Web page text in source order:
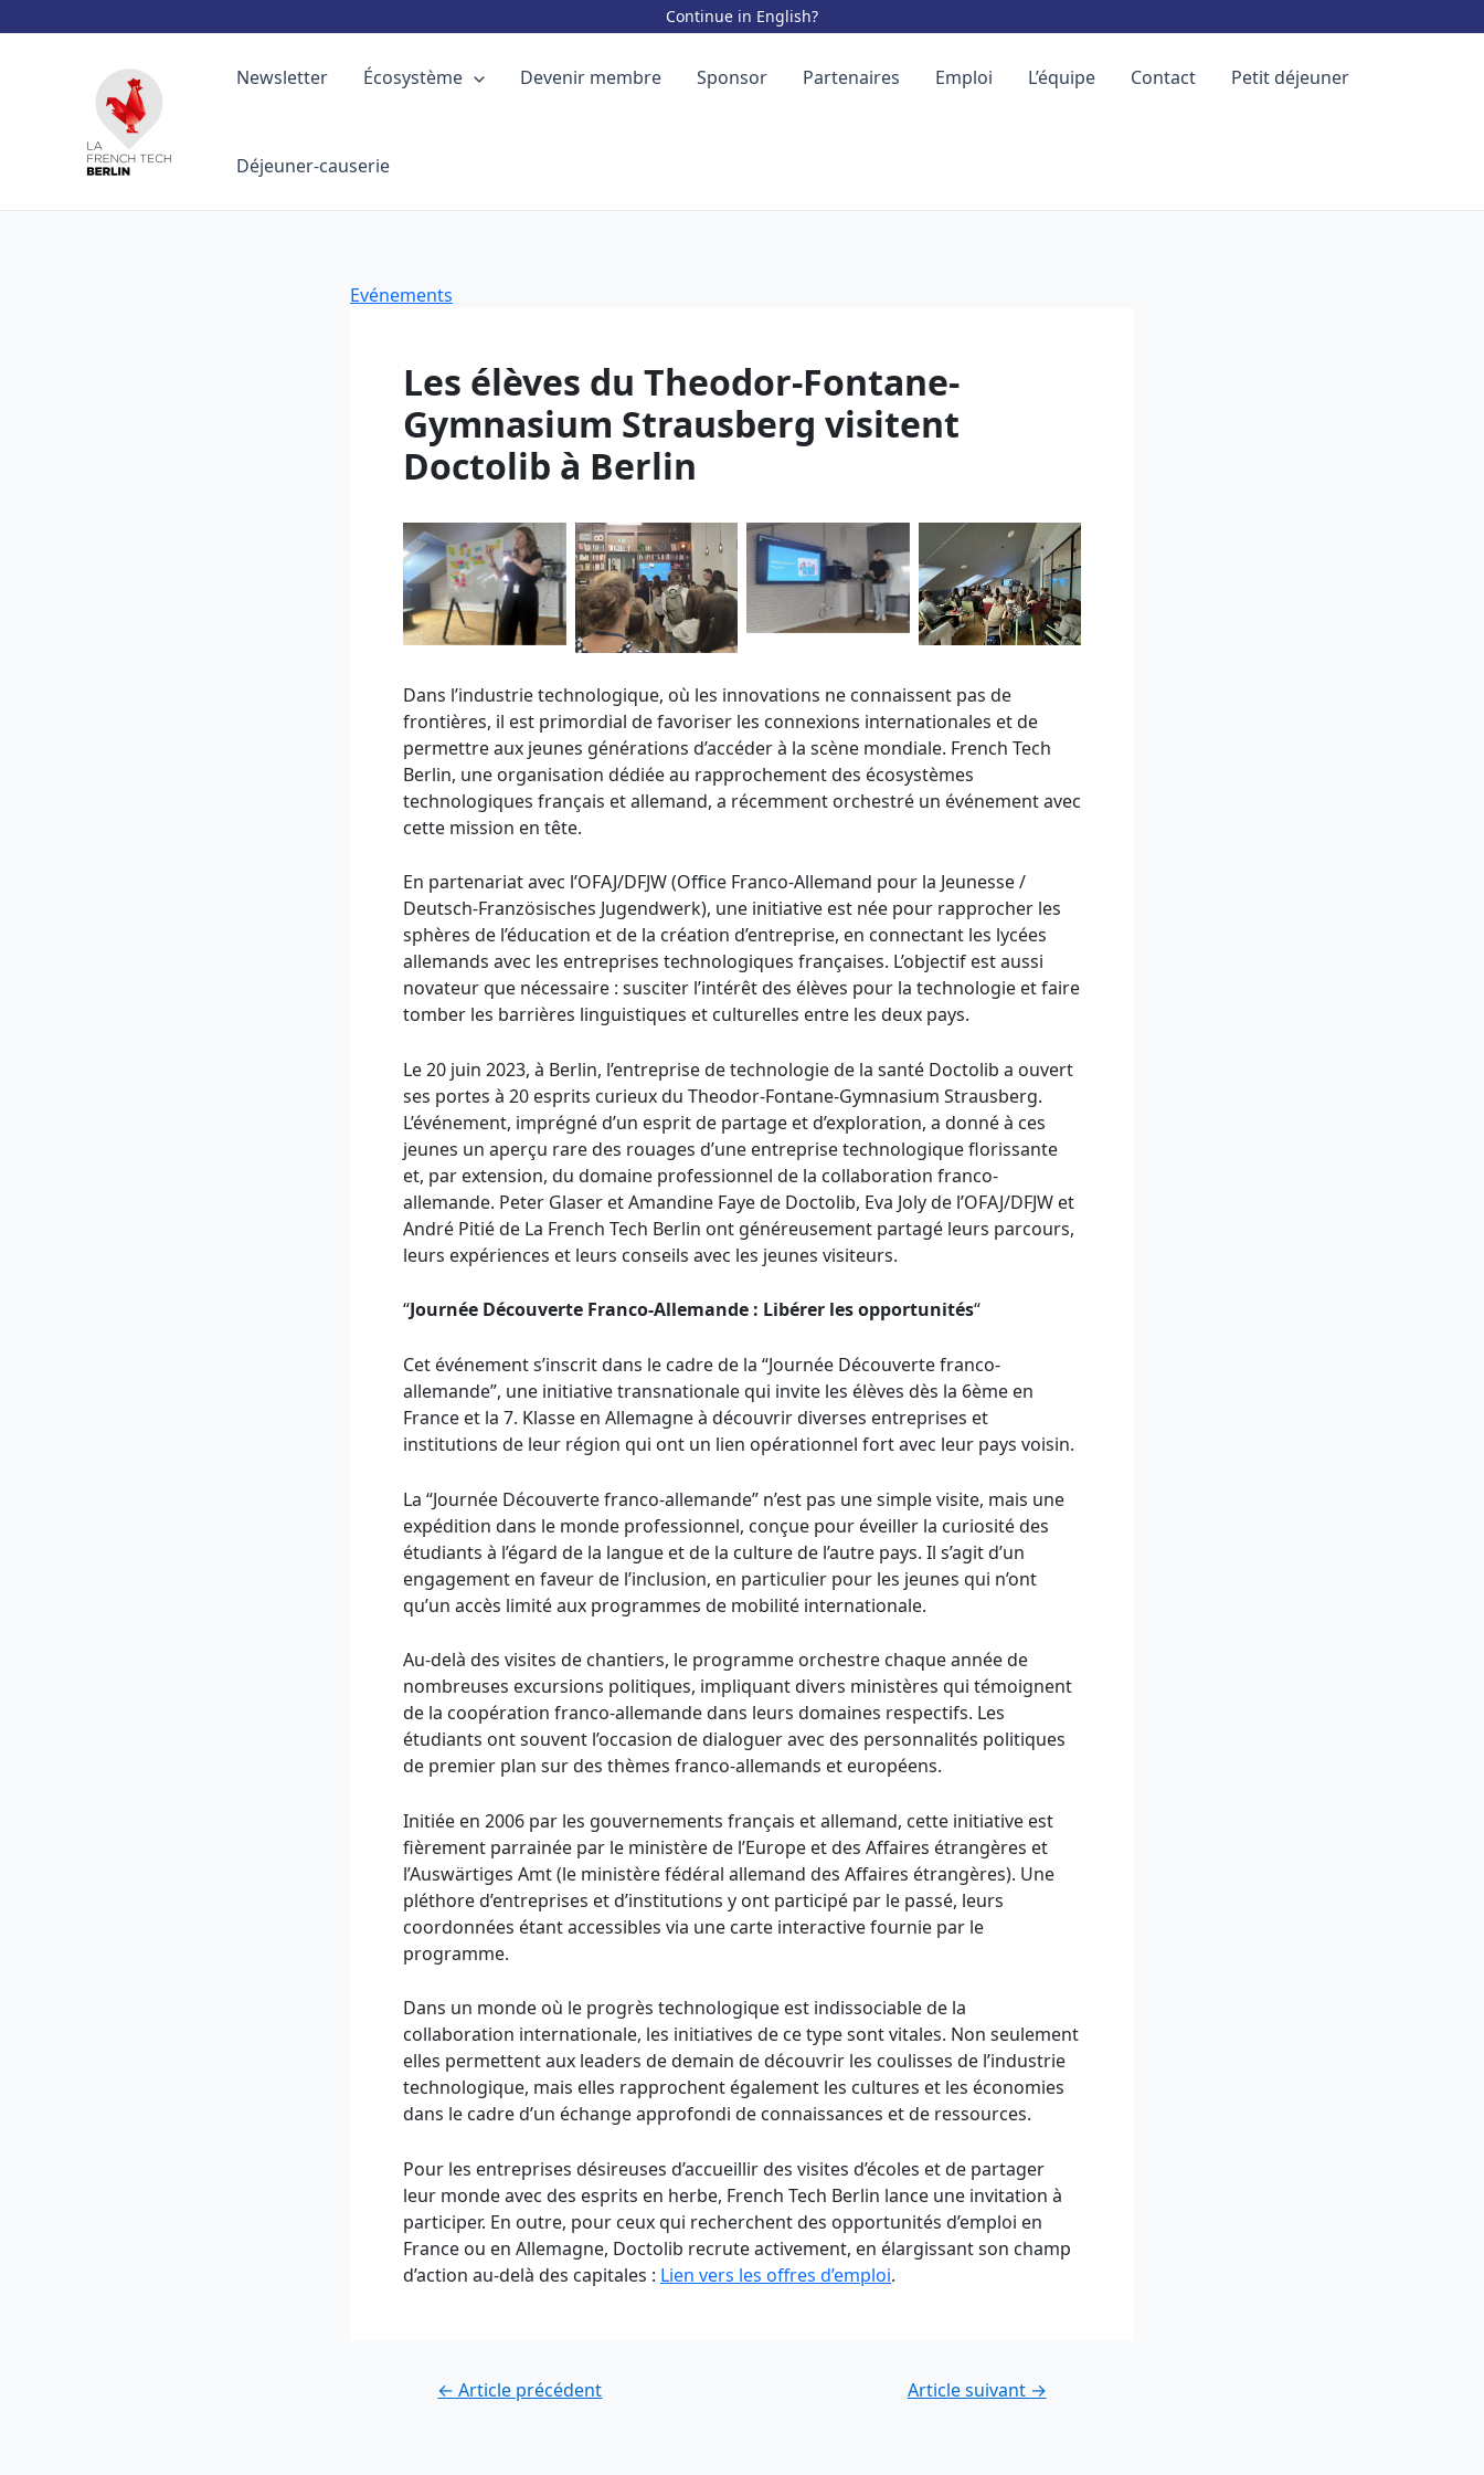
Continue in English?
Newsletter Écosystème Devenir membre Sponsor Partenaires Emploi L’équipe Contact Petit déjeuner
Déjeuner-causerie
Evénements
Les élèves du Theodor-Fontane-
Gymnasium Strausberg visitent
Doctolib à Berlin
Dans l’industrie technologique, où les innovations ne connaissent pas de
frontières, il est primordial de favoriser les connexions internationales et de
permettre aux jeunes générations d’accéder à la scène mondiale. French Tech
Berlin, une organisation dédiée au rapprochement des écosystèmes
technologiques français et allemand, a récemment orchestré un événement avec
cette mission en tête.
En partenariat avec l’OFAJ/DFJW (Office Franco-Allemand pour la Jeunesse /
Deutsch-Französisches Jugendwerk), une initiative est née pour rapprocher les
sphères de l’éducation et de la création d’entreprise, en connectant les lycées
allemands avec les entreprises technologiques françaises. L’objectif est aussi
novateur que nécessaire : susciter l’intérêt des élèves pour la technologie et faire
tomber les barrières linguistiques et culturelles entre les deux pays.
Le 20 juin 2023, à Berlin, l’entreprise de technologie de la santé Doctolib a ouvert
ses portes à 20 esprits curieux du Theodor-Fontane-Gymnasium Strausberg.
L’événement, imprégné d’un esprit de partage et d’exploration, a donné à ces
jeunes un aperçu rare des rouages d’une entreprise technologique florissante
et, par extension, du domaine professionnel de la collaboration franco-
allemande. Peter Glaser et Amandine Faye de Doctolib, Eva Joly de l’OFAJ/DFJW et
André Pitié de La French Tech Berlin ont généreusement partagé leurs parcours,
leurs expériences et leurs conseils avec les jeunes visiteurs.
“Journée Découverte Franco-Allemande : Libérer les opportunités“
Cet événement s’inscrit dans le cadre de la “Journée Découverte franco-
allemande”, une initiative transnationale qui invite les élèves dès la 6ème en
France et la 7. Klasse en Allemagne à découvrir diverses entreprises et
institutions de leur région qui ont un lien opérationnel fort avec leur pays voisin.
La “Journée Découverte franco-allemande” n’est pas une simple visite, mais une
expédition dans le monde professionnel, conçue pour éveiller la curiosité des
étudiants à l’égard de la langue et de la culture de l’autre pays. Il s’agit d’un
engagement en faveur de l’inclusion, en particulier pour les jeunes qui n’ont
qu’un accès limité aux programmes de mobilité internationale.
Au-delà des visites de chantiers, le programme orchestre chaque année de
nombreuses excursions politiques, impliquant divers ministères qui témoignent
de la coopération franco-allemande dans leurs domaines respectifs. Les
étudiants ont souvent l’occasion de dialoguer avec des personnalités politiques
de premier plan sur des thèmes franco-allemands et européens.
Initiée en 2006 par les gouvernements français et allemand, cette initiative est
fièrement parrainée par le ministère de l’Europe et des Affaires étrangères et
l’Auswärtiges Amt (le ministère fédéral allemand des Affaires étrangères). Une
pléthore d’entreprises et d’institutions y ont participé par le passé, leurs
coordonnées étant accessibles via une carte interactive fournie par le
programme.
Dans un monde où le progrès technologique est indissociable de la
collaboration internationale, les initiatives de ce type sont vitales. Non seulement
elles permettent aux leaders de demain de découvrir les coulisses de l’industrie
technologique, mais elles rapprochent également les cultures et les économies
dans le cadre d’un échange approfondi de connaissances et de ressources.
Pour les entreprises désireuses d’accueillir des visites d’écoles et de partager
leur monde avec des esprits en herbe, French Tech Berlin lance une invitation à
participer. En outre, pour ceux qui recherchent des opportunités d’emploi en
France ou en Allemagne, Doctolib recrute activement, en élargissant son champ
d’action au-delà des capitales : Lien vers les offres d’emploi.
Navigation
← Article précédent Article suivant →